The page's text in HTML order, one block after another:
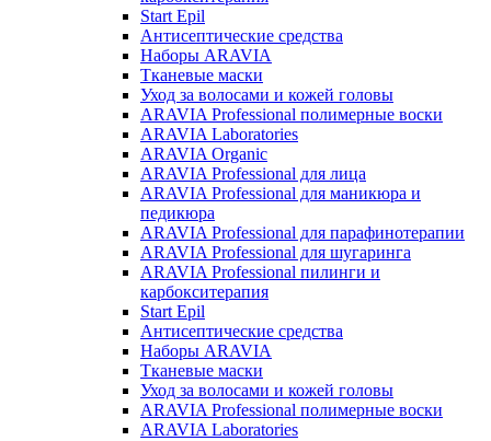
Start Epil
Антисептические средства
Наборы ARAVIA
Тканевые маски
Уход за волосами и кожей головы
ARAVIA Professional полимерные воски
ARAVIA Laboratories
ARAVIA Organic
ARAVIA Professional для лица
ARAVIA Professional для маникюра и
педикюра
ARAVIA Professional для парафинотерапии
ARAVIA Professional для шугаринга
ARAVIA Professional пилинги и
карбокситерапия
Start Epil
Антисептические средства
Наборы ARAVIA
Тканевые маски
Уход за волосами и кожей головы
ARAVIA Professional полимерные воски
ARAVIA Laboratories